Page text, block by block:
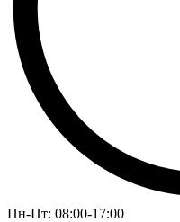
Пн-Пт: 08:00-17:00